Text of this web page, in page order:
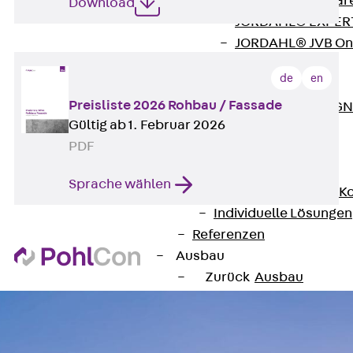
JORDAHL®
JORDAHL® JVB
ISODESIGN
FERBOX®-
CAD und BIM
Beratung, Planung,
Individuelle Lösungen
Referenzen
Ausbau
Zurück Ausbau
Download
de en
Preisliste 2026 Rohbau / Fassade
Gültig ab 1. Februar 2026
PDF
Sprache wählen